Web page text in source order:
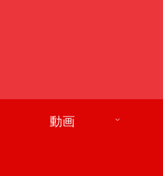
動画